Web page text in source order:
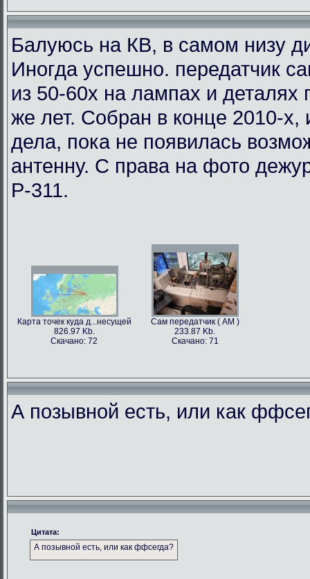
Балуюсь на КВ, в самом низу
Иногда успешно. передатчик
из 50-60х на лампах и деталях
же лет. Собран в конце 2010-х,
дела, пока не появилась
антенну. С права на фото
Р-311.
Карта точек куда д...несущей
826.97 Kb.
Скачано: 72
Сам передатчик ( АМ )
233.87 Kb.
Скачано: 71
А позывной есть, или как
Цитата:
А позывной есть, или как ффсегда?